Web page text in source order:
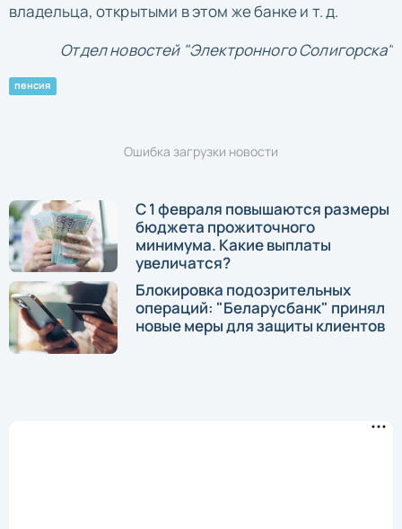
владельца, открытыми в этом же банке и т. д.
Отдел новостей "Электронного Солигорска"
пенсия
Ошибка загрузки новости
С 1 февраля повышаются размеры
бюджета прожиточного
минимума. Какие выплаты
увеличатся?
Блокировка подозрительных
операций: "Беларусбанк" принял
новые меры для защиты клиентов